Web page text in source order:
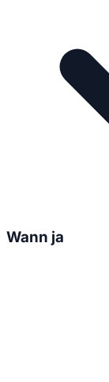
Wann ja